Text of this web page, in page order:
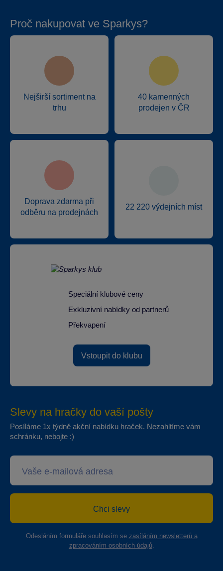
Proč nakupovat ve Sparkys?
Nejširší sortiment na
trhu
40 kamenných
prodejen v ČR
Doprava zdarma při
odběru na prodejnách
22 220 výdejních míst
Speciální klubové ceny
Exkluzivní nabídky od partnerů
Překvapení
Vstoupit do klubu
Slevy na hračky do vaší pošty
Posíláme 1x týdně akční nabídku hraček. Nezahltíme vám
schránku, nebojte :)
Chci slevy
Odesláním formuláře souhlasím se zasíláním newsletterů a
zpracováním osobních údajů.